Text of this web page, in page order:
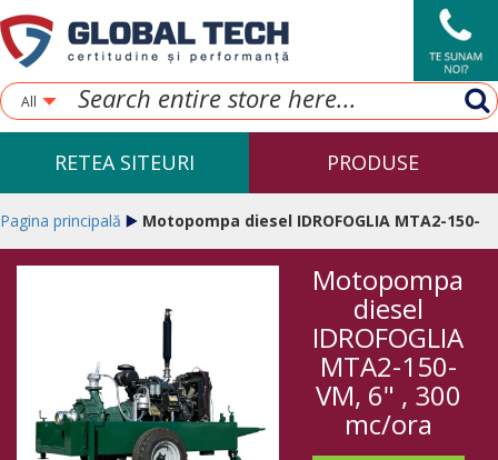
All
RETEA SITEURI PRODUSE
Pagina principală Motopompa diesel IDROFOGLIA MTA2-150-
Motopompa
diesel
IDROFOGLIA
MTA2-150-
VM, 6" , 300
mc/ora